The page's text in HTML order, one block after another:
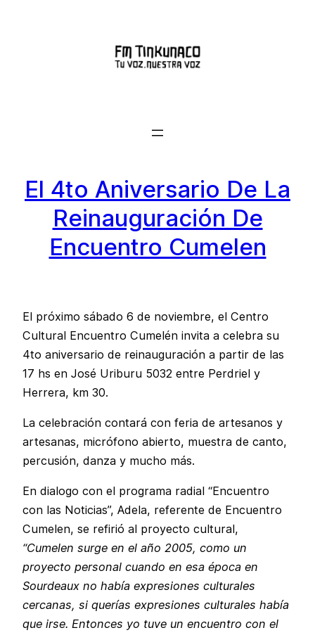
El 4to Aniversario De La
Reinauguración De
Encuentro Cumelen
El próximo sábado 6 de noviembre, el Centro
Cultural Encuentro Cumelén invita a celebra su
4to aniversario de reinauguración a partir de las
17 hs en José Uriburu 5032 entre Perdriel y
Herrera, km 30.
La celebración contará con feria de artesanos y
artesanas, micrófono abierto, muestra de canto,
percusión, danza y mucho más.
En dialogo con el programa radial “Encuentro
con las Noticias”, Adela, referente de Encuentro
Cumelen, se refirió al proyecto cultural,
“Cumelen surge en el año 2005, como un
proyecto personal cuando en esa época en
Sourdeaux no había expresiones culturales
cercanas, si querías expresiones culturales había
que irse. Entonces yo tuve un encuentro con el